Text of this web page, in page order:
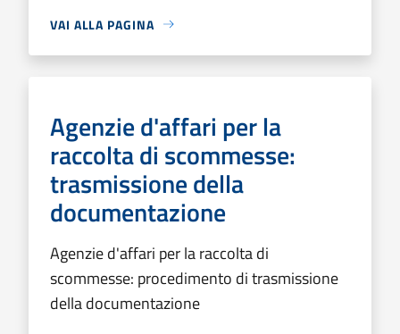
VAI ALLA PAGINA
Agenzie d'affari per la
raccolta di scommesse:
trasmissione della
documentazione
Agenzie d'affari per la raccolta di
scommesse: procedimento di trasmissione
della documentazione